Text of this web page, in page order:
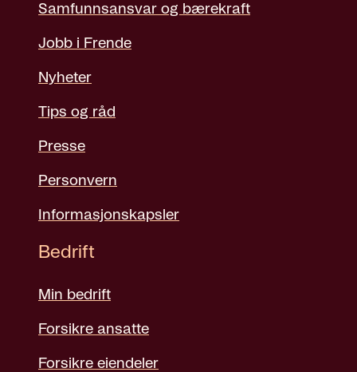
Samfunnsansvar og bærekraft
Jobb i Frende
Nyheter
Tips og råd
Presse
Personvern
Informasjonskapsler
Bedrift
Min bedrift
Forsikre ansatte
Forsikre eiendeler